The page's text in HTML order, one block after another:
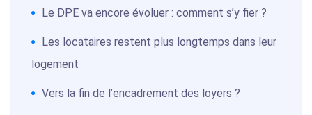
Le DPE va encore évoluer : comment s’y fier ?
Les locataires restent plus longtemps dans leur
logement
Vers la fin de l’encadrement des loyers ?